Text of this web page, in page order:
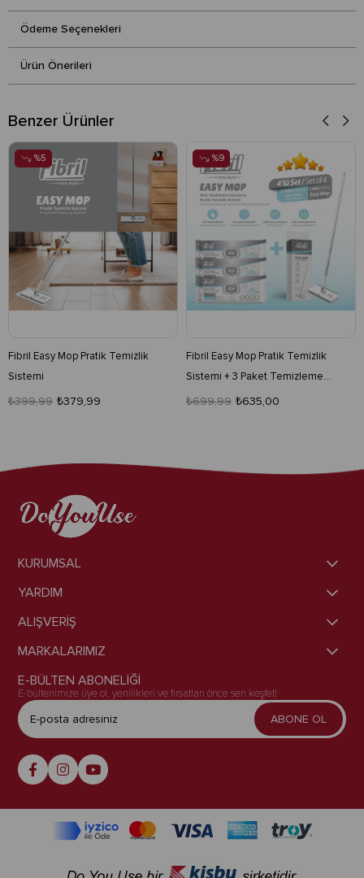
Ödeme Seçenekleri
Ürün Önerileri
Benzer Ürünler
Fibril Easy Mop Pratik Temizlik
Sistemi
₺379,99
₺399,99
%5
Fibril Easy Mop Pratik Temizlik
Sistemi + 3 Paket Temizleme
Havlusu 120 Yaprak
₺635,00
₺699,99
%9
KURUMSAL
YARDIM
ALIŞVERİŞ
MARKALARIMIZ
E-BÜLTEN ABONELİĞİ
E-bültenimize üye ol, yenilikleri ve fırsatları önce sen keşfet!
ABONE OL